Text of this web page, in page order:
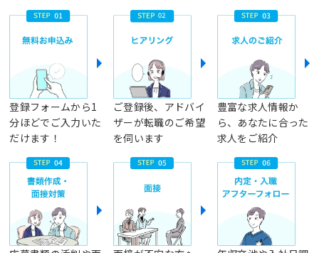
登録フォームから1
分ほどでご入力いた
だけます！
ご登録後、アドバイ
ザーが転職のご希望
を伺います
豊富な求人情報か
ら、あなたに合った
求人をご紹介